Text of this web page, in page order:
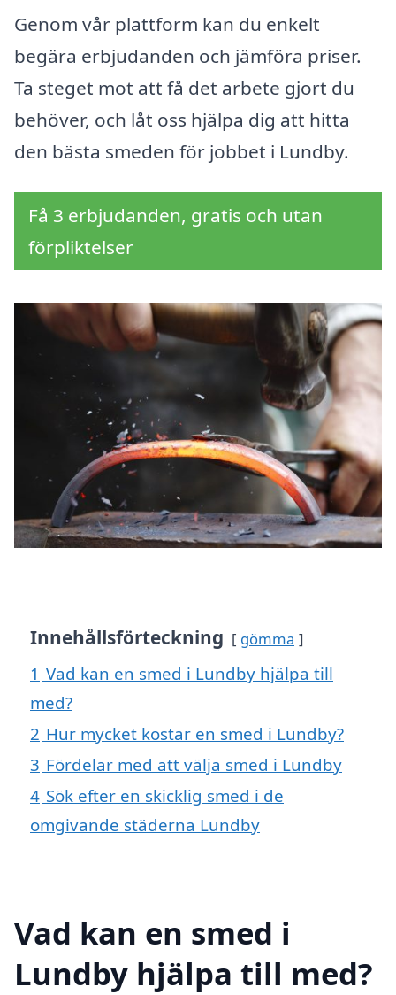
Genom vår plattform kan du enkelt
begära erbjudanden och jämföra priser.
Ta steget mot att få det arbete gjort du
behöver, och låt oss hjälpa dig att hitta
den bästa smeden för jobbet i Lundby.
Få 3 erbjudanden, gratis och utan
förpliktelser
Innehållsförteckning gömma
1 Vad kan en smed i Lundby hjälpa till
med?
2 Hur mycket kostar en smed i Lundby?
3 Fördelar med att välja smed i Lundby
4 Sök efter en skicklig smed i de
omgivande städerna Lundby
Vad kan en smed i
Lundby hjälpa till med?